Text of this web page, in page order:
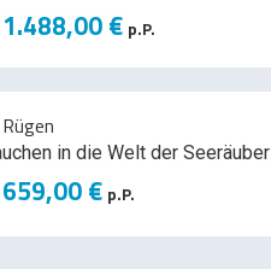
1.488,00 € p.P.
in die Welt der Seeräuber
659,00 € p.P.